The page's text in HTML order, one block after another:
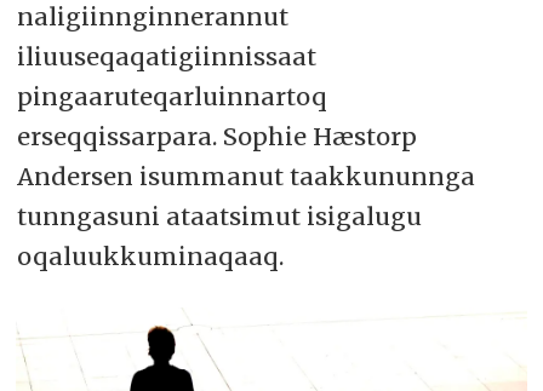
naligiinnginnerannut
iliuuseqaqatigiinnissaat
pingaaruteqarluinnartoq
erseqqissarpara. Sophie Hæstorp
Andersen isummanut taakkununnga
tunngasuni ataatsimut isigalugu
oqaluukkuminaqaaq.